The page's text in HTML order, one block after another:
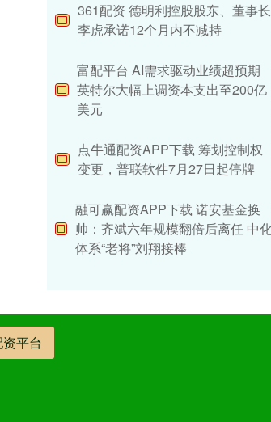
361配资 德明利控股股东、董事长
李虎承诺12个月内不减持
富配平台 AI需求驱动业绩超预期
英特尔大幅上调资本支出至200亿
美元
点牛通配资APP下载 筹划控制权
变更，普联软件7月27日起停牌
融可赢配资APP下载 诺安基金换
帅：齐斌六年规模翻倍后离任 中
体系“老将”刘翔接棒
平台